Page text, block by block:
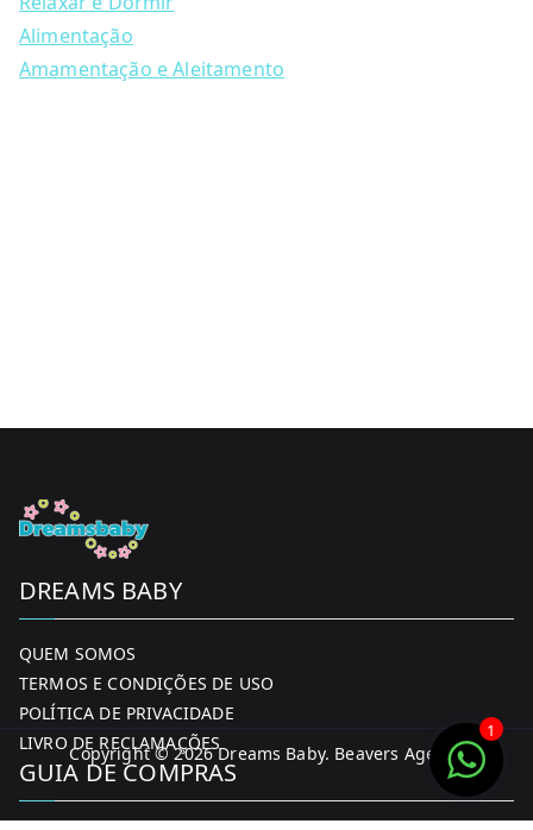
on
the
Alimentação
Amamentação e Aleitamento
DREAMS BABY
QUEM SOMOS
TERMOS E CONDIÇÕES DE USO
POLÍTICA DE PRIVACIDADE
LIVRO DE RECLAMAÇÕES
GUIA DE COMPRAS
Copyright © 2026Dreams Baby. Beavers Agency
1